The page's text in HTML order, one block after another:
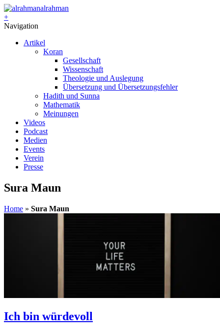
alrahman
+
Navigation
Artikel
Koran
Gesellschaft
Wissenschaft
Theologie und Auslegung
Übersetzung und Übersetzungsfehler
Hadith und Sunna
Mathematik
Meinungen
Videos
Podcast
Medien
Events
Verein
Presse
Sura Maun
Home » Sura Maun
Ich bin würdevoll